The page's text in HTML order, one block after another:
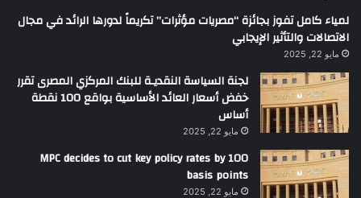
لمياء كامل تفوز بجائزة “مصريات مؤثرات” تكريماً لدورها الرائد في مجال
الاتصالات والتأثير الإيجابي
مايو 22, 2025
لجنة السياسة النقديـة للبنك المركزي المصرى تقرر
خفض أسعار العائد الأساسية بواقع 100 نقطة
أساس
مايو 22, 2025
MPC decides to cut key policy rates by 100
basis points
مايو 22, 2025